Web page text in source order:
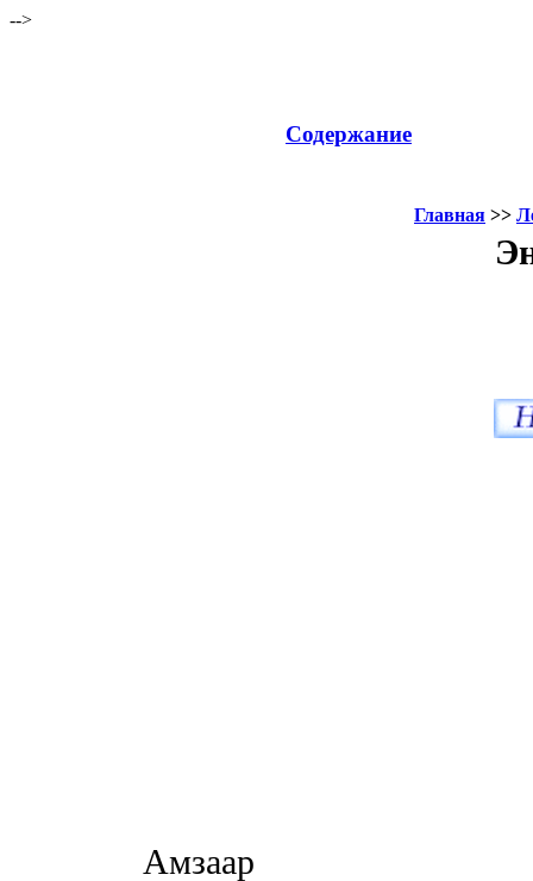
-->
Содержание
Главная >>
Амзаар